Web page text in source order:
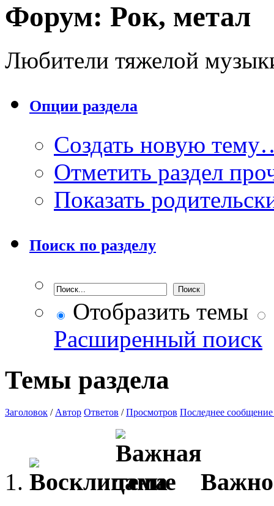
Форум: Рок, метал
Любители тяжелой
Опции раздела
Создать новую
Отметить раздел
Показать
Поиск по разделу
Отобразить темы
Расширенный поиск
Темы раздела
Заголовок / Автор Ответов /Просмотров Последнее сообщение